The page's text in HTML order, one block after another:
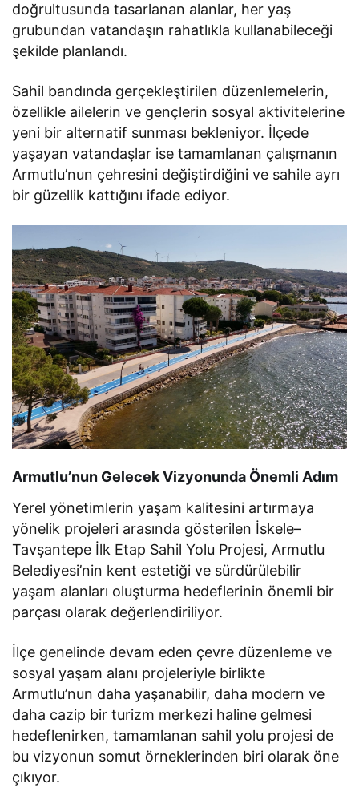
doğrultusunda tasarlanan alanlar, her yaş
grubundan vatandaşın rahatlıkla kullanabileceği
şekilde planlandı.
Sahil bandında gerçekleştirilen düzenlemelerin,
özellikle ailelerin ve gençlerin sosyal aktivitelerine
yeni bir alternatif sunması bekleniyor. İlçede
yaşayan vatandaşlar ise tamamlanan çalışmanın
Armutlu’nun çehresini değiştirdiğini ve sahile ayrı
bir güzellik kattığını ifade ediyor.
Armutlu’nun Gelecek Vizyonunda Önemli Adım
Yerel yönetimlerin yaşam kalitesini artırmaya
yönelik projeleri arasında gösterilen İskele–
Tavşantepe İlk Etap Sahil Yolu Projesi, Armutlu
Belediyesi’nin kent estetiği ve sürdürülebilir
yaşam alanları oluşturma hedeflerinin önemli bir
parçası olarak değerlendiriliyor.
İlçe genelinde devam eden çevre düzenleme ve
sosyal yaşam alanı projeleriyle birlikte
Armutlu’nun daha yaşanabilir, daha modern ve
daha cazip bir turizm merkezi haline gelmesi
hedeflenirken, tamamlanan sahil yolu projesi de
bu vizyonun somut örneklerinden biri olarak öne
çıkıyor.